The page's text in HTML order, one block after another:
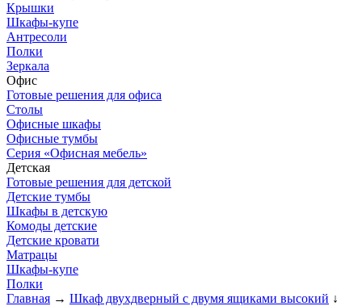
Крышки
Шкафы-купе
Антресоли
Полки
Зеркала
Офис
Готовые решения для офиса
Столы
Офисные шкафы
Офисные тумбы
Серия «Офисная мебель»
Детская
Готовые решения для детской
Детские тумбы
Шкафы в детскую
Комоды детские
Детские кровати
Матрацы
Шкафы-купе
Полки
Главная → Шкаф двухдверный с двумя ящиками высокий ↓